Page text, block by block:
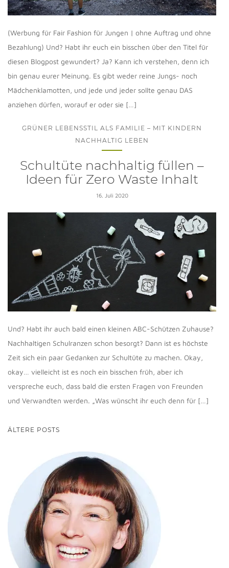
(Werbung für Fair Fashion für Jungen | ohne Auftrag und ohne
Bezahlung) Und? Habt ihr euch ein bisschen über den Titel für
diesen Blogpost gewundert? Ja? Kann ich verstehen, denn ich
bin genau eurer Meinung. Es gibt weder reine Jungs- noch
Mädchenklamotten, und jede und jeder sollte genau DAS
anziehen dürfen, worauf er oder sie […]
GRÜNER LEBENSSTIL ALS FAMILIE – MIT KINDERN
NACHHALTIG LEBEN
Schultüte nachhaltig füllen –
Ideen für Zero Waste Inhalt
16. Juli 2020
Und? Habt ihr auch bald einen kleinen ABC-Schützen Zuhause?
Nachhaltigen Schulranzen schon besorgt? Dann ist es höchste
Zeit sich ein paar Gedanken zur Schultüte zu machen. Okay,
okay… vielleicht ist es noch ein bisschen früh, aber ich
verspreche euch, dass bald die ersten Fragen von Freunden
und Verwandten werden. „Was wünscht ihr euch denn für […]
BEITRAGSNAVIGATION
ÄLTERE POSTS